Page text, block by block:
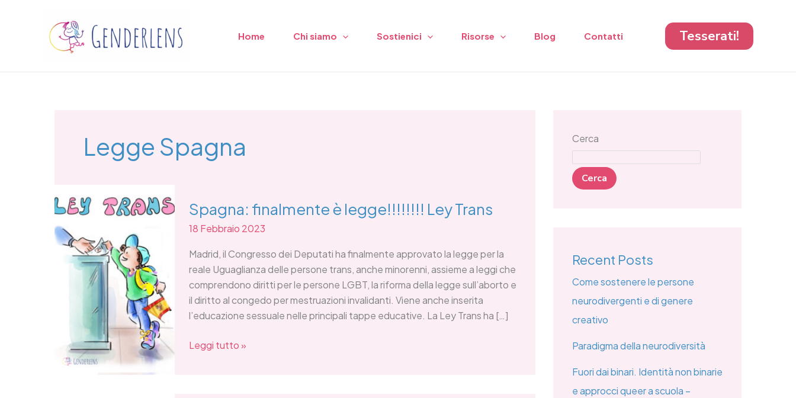
Home Chi siamo Sostienici Risorse Blog Contatti Tesserati!
Legge Spagna
Spagna: finalmente è legge!!!!!!!! Ley Trans
18 Febbraio 2023
Madrid, il Congresso dei Deputati ha finalmente approvato la legge per la
reale Uguaglianza delle persone trans, anche minorenni, assieme a leggi che
comprendono diritti per le persone LGBT, la riforma della legge sull’aborto e
il diritto al congedo per mestruazioni invalidanti. Viene anche inserita
l’educazione sessuale nelle principali tappe educative. La Ley Trans ha […]
finalmente
è
Ley
Trans
Leggi tutto »
Cerca
Cerca
Recent Posts
Come sostenere le persone
neurodivergenti e di genere
creativo
Paradigma della neurodiversità
Fuori dai binari. Identità non binarie
e approcci queer a scuola –